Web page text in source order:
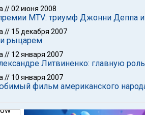
//02 июня 2008
MTV: триумф Джонни Деппа
// 15 декабря 2007
рыцарем
// 12 января 2007
Литвиненко: главную
// 10 января 2007
фильм американского